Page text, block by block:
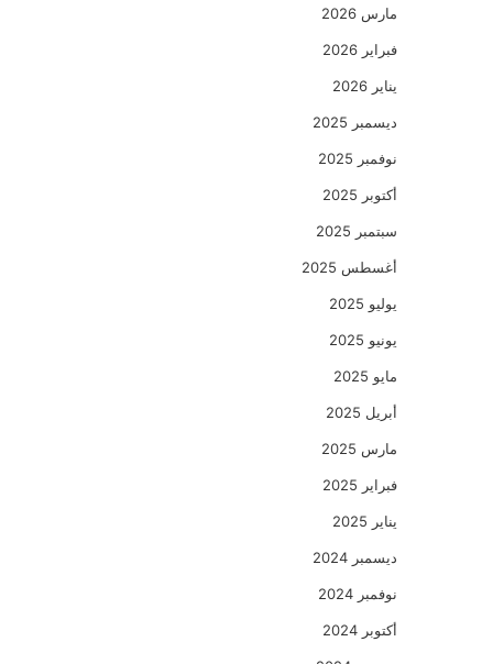
مارس 2026
فبراير 2026
يناير 2026
ديسمبر 2025
نوفمبر 2025
أكتوبر 2025
سبتمبر 2025
أغسطس 2025
يوليو 2025
يونيو 2025
مايو 2025
أبريل 2025
مارس 2025
فبراير 2025
يناير 2025
ديسمبر 2024
نوفمبر 2024
أكتوبر 2024